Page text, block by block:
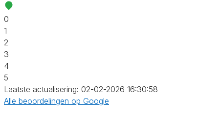
0
1
2
3
4
5
Laatste actualisering: 02-02-2026 16:30:58
Alle beoordelingen op Google